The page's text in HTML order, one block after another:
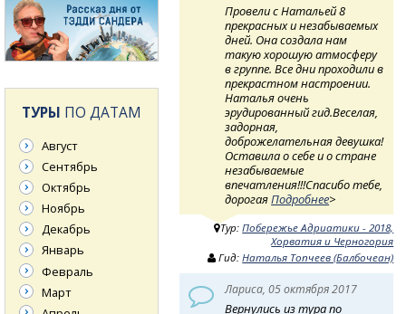
Провели с Натальей 8
прекрасных и незабываемых
дней. Она создала нам
такую хорошую атмосферу
в группе. Все дни проходили в
прекрастном настроении.
Наталья очень
эрудированный гид.Веселая,
задорная,
доброжелательная девушка!
Оставила о себе и о стране
незабываемые
впечатления!!!Спасибо тебе,
дорогаяПодробнее>
Тур:Побережье Адриатики - 2018,
Хорватия и Черногория
Гид:Наталья Топчеев (Балбочеан)
Лариса, 05 октября 2017
Вернулись из тура по
ТУРЫ ПО ДАТАМ
Август
Сентябрь
Октябрь
Ноябрь
Декабрь
Январь
Февраль
Март